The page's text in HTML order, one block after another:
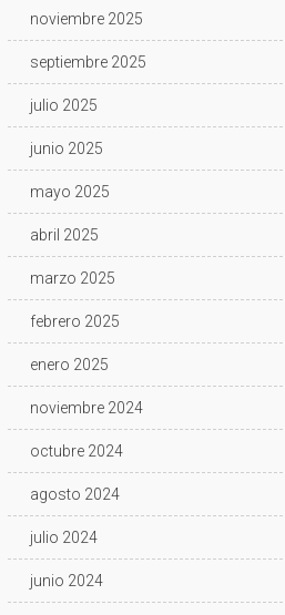
noviembre 2025
septiembre 2025
julio 2025
junio 2025
mayo 2025
abril 2025
marzo 2025
febrero 2025
enero 2025
noviembre 2024
octubre 2024
agosto 2024
julio 2024
junio 2024